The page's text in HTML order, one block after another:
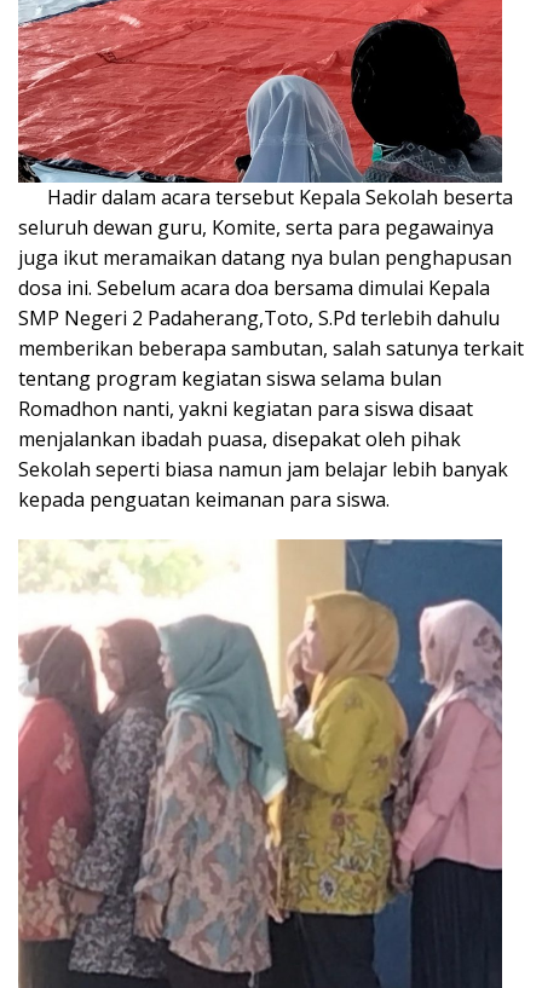
Hadir dalam acara tersebut Kepala Sekolah beserta
seluruh dewan guru, Komite, serta para pegawainya
juga ikut meramaikan datang nya bulan penghapusan
dosa ini. Sebelum acara doa bersama dimulai Kepala
SMP Negeri 2 Padaherang,Toto, S.Pd terlebih dahulu
memberikan beberapa sambutan, salah satunya terkait
tentang program kegiatan siswa selama bulan
Romadhon nanti, yakni kegiatan para siswa disaat
menjalankan ibadah puasa, disepakat oleh pihak
Sekolah seperti biasa namun jam belajar lebih banyak
kepada penguatan keimanan para siswa.